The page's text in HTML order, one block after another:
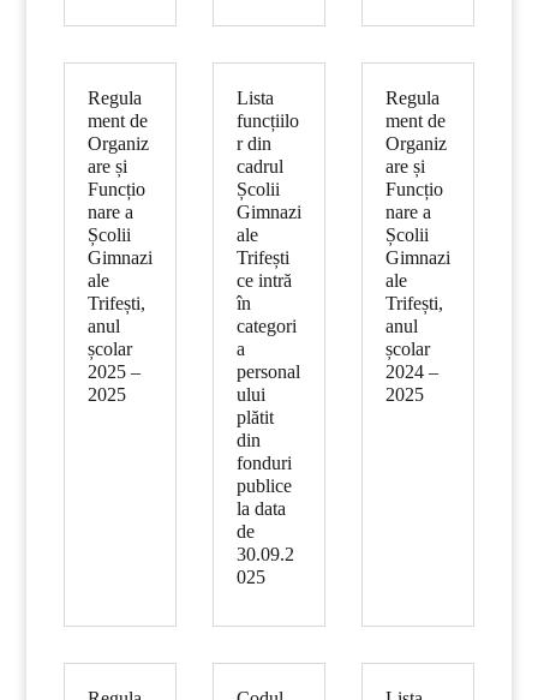
Regula
ment de
Organiz
are și
Funcțio
nare a
Școlii
Gimnazi
ale
Trifești,
anul
școlar
2025 –
2025
Lista
funcțiilo
r din
cadrul
Școlii
Gimnazi
ale
Trifești
ce intră
în
categori
a
personal
ului
plătit
din
fonduri
publice
la data
de
30.09.2
025
Regula
ment de
Organiz
are și
Funcțio
nare a
Școlii
Gimnazi
ale
Trifești,
anul
școlar
2024 –
2025